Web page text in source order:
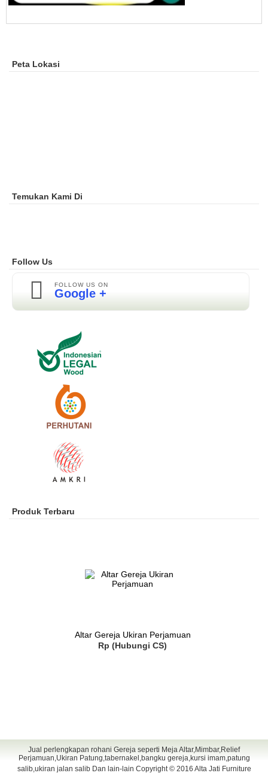
Peta Lokasi
Temukan Kami Di
Follow Us
FOLLOW US ON
Google +
Produk Terbaru
Altar Gereja Ukiran Perjamuan
Rp (Hubungi CS)
Jual perlengkapan rohani Gereja seperti Meja Altar,Mimbar,Relief
Perjamuan,Ukiran Patung,tabernakel,bangku gereja,kursi imam,patung
salib,ukiran jalan salib Dan lain-lain Copyright © 2016 Alta Jati Furniture